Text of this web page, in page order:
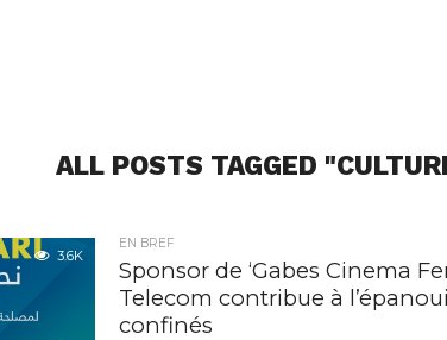
ALL POSTS TAGGED
3.6K
EN BREF
Sponsor de ‘Gabes Cinema
Telecom contribue à
confinés